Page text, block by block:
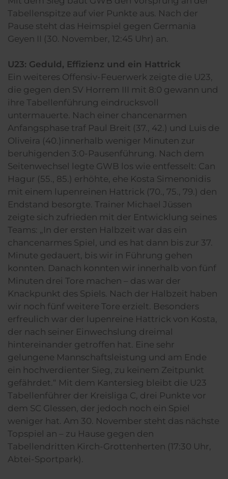
Tabellenspitze auf vier Punkte aus. Nach der
Pause steht das Heimspiel gegen Germania
Geyen II (30. November, 12:45 Uhr) an.
U23: Geduld, Effizienz und ein Hattrick
Ein weiteres Offensiv-Feuerwerk zeigte die U23,
die gegen den SV Horrem III mit 8:0 gewann und
ihre Tabellenführung eindrucksvoll
untermauerte. Nach einer chancenarmen
Anfangsphase traf Paul Breit (37., 42.) und Luis de
Oliveira (40.)innerhalb weniger Minuten zur
beruhigenden 3:0-Pausenführung. Nach dem
Seitenwechsel legte GWB los wie entfesselt: Can
Hagur (55., 85.) erhöhte, ehe Kosta Simenonidis
mit einem lupenreinen Hattrick (70., 75., 79.) den
Endstand besorgte. Trainer Michael Jüssen
zeigte sich zufrieden mit der Entwicklung seines
Teams: „In der ersten Halbzeit war das ein
chancenarmes Spiel, und es hat dann bis zur 37.
Minute gedauert, bis wir in Führung gehen
konnten. Danach konnten wir innerhalb von fünf
Minuten drei Tore machen – das war der
Knackpunkt des Spiels. Nach der Halbzeit haben
wir noch fünf weitere Tore erzielt. Besonders
erfreulich war der lupenreine Hattrick von Kosta,
der nach seiner Einwechslung dreimal
hintereinander getroffen hat. Eine sehr
gelungene Mannschaftsleistung und am Ende
ein hochverdienter Sieg, zu keinem Zeitpunkt
gefährdet.“ Mit dem Kantersieg bleibt die U23
Tabellenführer der Kreisliga C, drei Punkte vor
dem SC Glessen, der jedoch noch ein Spiel
weniger hat. Am 30. November steht das nächste
Topspiel an – zu Hause gegen den
Tabellendritten Kirch-Grottenherten (17:30 Uhr,
Abtei-Sportpark).